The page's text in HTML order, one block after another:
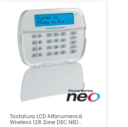
Tastatura LCD Alfanumerică
Wireless 128 Zone DSC NEO